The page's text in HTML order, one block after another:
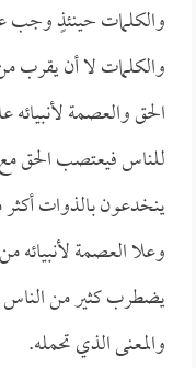
والكلمات حينئذٍ وجب
والكلمات لا أن يقرب
الحق والعصمة لأنبيائه
للناس فيعتصب الحق
ينخدعون بالذوات
وعلا العصمة لأنبيائه
يضطرب كثير من الناس
والمعنى الذي تحمله.